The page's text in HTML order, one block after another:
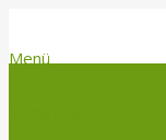
Menü